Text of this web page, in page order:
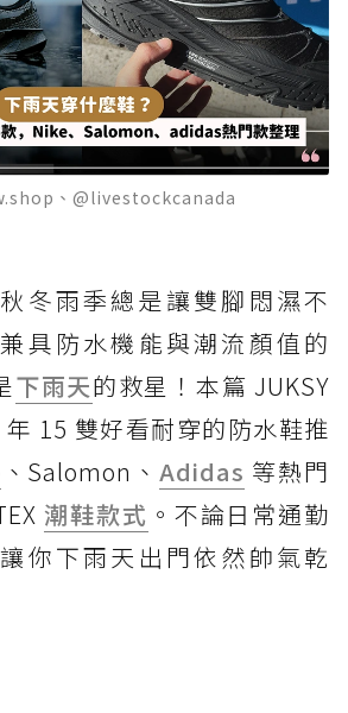
、@livestockcanada
冬雨季總是讓雙腳悶濕不
具防水機能與潮流顏值的
下雨天的救星！本篇 JUKSY
15 雙好看耐穿的防水鞋推
、Salomon、Adidas 等熱門
潮鞋款式 。不論日常通勤
你下雨天出門依然帥氣乾